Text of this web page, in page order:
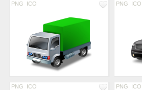
PNG ICO PNG ICO
PNG ICO PNG ICO